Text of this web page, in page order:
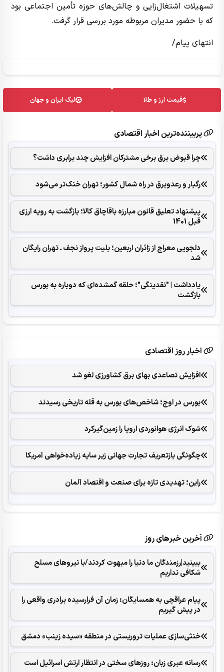
تسهیلات اشتغال‌زایی و چالش‌های حوزه تأمین اجتماعی بود
که با حضور مدیران مربوطه مورد بررسی قرار گرفت.
انتهای پیام/
قیمت ارز و طلا لیگ ایران و جهان
پربیننده‌ترین اخبار اقتصادی
چرا قبوض برق برخی مشترکان افزایش چند برابری داشت؟
رگبار و رعدوبرق در راه شمال کشور؛ تهران خنک‌تر می‌شود
پیشنهاد تعلیق قانون مبارزه باقاچاق کالا؛ بازگشت به رویه ارزی
قبل 1401
دلجویی معراج از زائران اربعین؛ بلیت پرواز نجف ـ تهران رایگان
شد
یادداشت | "نقدینگی"؛ حلقه گمشده‌ای که دوباره به بورس
بازگشت
اخبار روز اقتصادی
افزایش تصاعدی بهای برق کشاورزی لغو شد
بورس در اوج؛ شاخص‌های بورس به قله تاریخی رسیدند
شوک انرژی هوانوردی اروپا را زمین‌گیر‌کرد
چگونگی بازتعریف تجارت جهانی زیر سایه زیاده‌خواهی آمریکا
راین؛ تهدیدی تازه برای صنعت و اقتصاد آلمان
آخرین خبرهای روز
ببینید|رزمندگان ما دنیا را مبهوت کردند/با نیروهای مسلح
شکافی نداریم
پیام عراقچی به همسایگان: زمان آن فرارسیده برادری واقعی را
در پیش گیریم
خنثی‌سازی عملیات تروریستی در منطقه «سیده زینب» دمشق
رسانه عبری زبان: روزهای سختی در انتظار ارتش اسرائیل است